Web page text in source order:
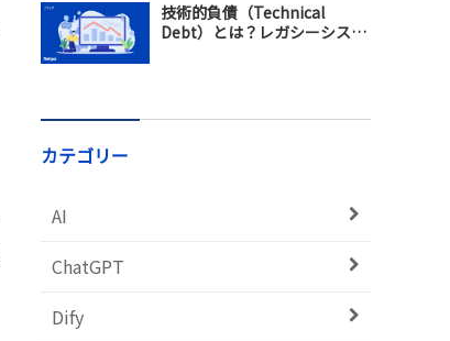
技術的負債（Technical
Debt）とは？レガシーシステ
カテゴリー
AI
ChatGPT
Dify